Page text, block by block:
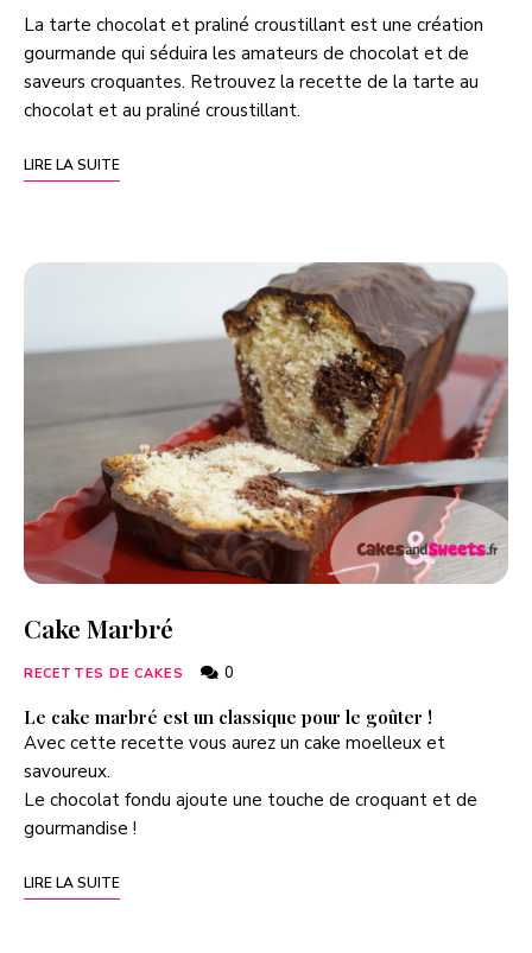
La tarte chocolat et praliné croustillant est une création
gourmande qui séduira les amateurs de chocolat et de
saveurs croquantes. Retrouvez la recette de la tarte au
chocolat et au praliné croustillant.
LIRE LA SUITE
Cake Marbré
RECETTES DE CAKES 0
Le cake marbré est un classique pour le goûter !
Avec cette recette vous aurez un cake moelleux et
savoureux.
Le chocolat fondu ajoute une touche de croquant et de
gourmandise !
LIRE LA SUITE